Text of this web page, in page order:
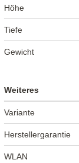
Höhe
Tiefe
Gewicht
Weiteres
Variante
Herstellergarantie
WLAN